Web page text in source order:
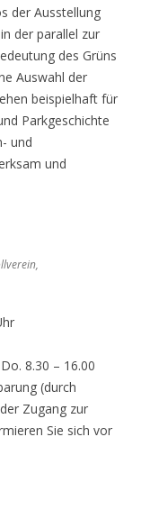
der Ausstellung
der parallel zur
des Grüns
Auswahl der
beispielhaft für
Parkgeschichte
und
und
8.30 – 16.00
(durch
Zugang zur
Sie sich vor